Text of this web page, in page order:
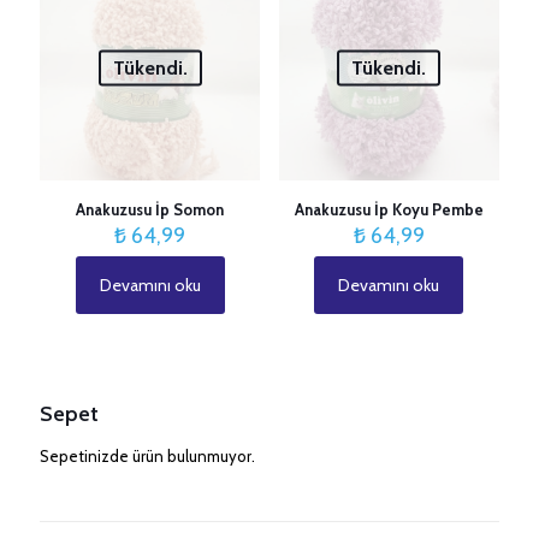
Tükendi.
Anakuzusu İp Somon
₺ 64,99
Devamını oku
Tükendi.
Anakuzusu İp Koyu Pembe
₺64,99
Devamını oku
Sepet
Sepetinizde ürün bulunmuyor.